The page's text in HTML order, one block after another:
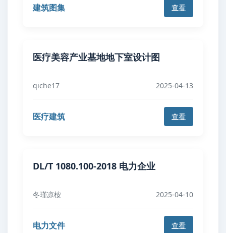
建筑图集 查看
医疗美容产业基地地下室设计图
qiche17 2025-04-13
医疗建筑 查看
DL/T 1080.100-2018 电力企业
冬瑾凉桉 2025-04-10
电力文件 查看